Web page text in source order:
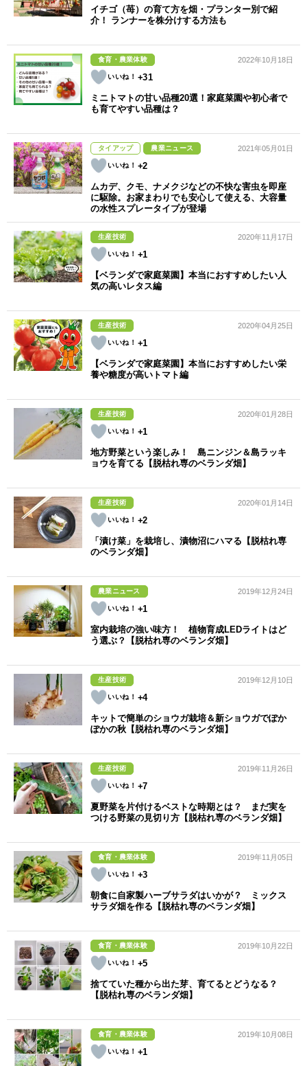
イチゴ（苺）の育て方を畑・プランター別で紹
介！ ランナーを株分けする方法も
食育・農業体験
+31
2022年10月18日
ミニトマトの甘い品種20選！家庭菜園や初心者で
も育てやすい品種は？
タイアップ 農業ニュース
+2
2021年05月01日
ムカデ、クモ、ナメクジなどの不快な害虫を即座
に駆除。お家まわりでも安心して使える、大容量
の水性スプレータイプが登場
生産技術
+1
2020年11月17日
【ベランダで家庭菜園】本当におすすめしたい人
気の高いレタス編
生産技術
+1
2020年04月25日
【ベランダで家庭菜園】本当におすすめしたい栄
養や糖度が高いトマト編
生産技術
+1
2020年01月28日
地方野菜という楽しみ！ 島ニンジン＆島ラッキ
ョウを育てる【脱枯れ専のベランダ畑】
生産技術
+2
2020年01月14日
「漬け菜」を栽培し、漬物沼にハマる【脱枯れ専
のベランダ畑】
農業ニュース
+1
2019年12月24日
室内栽培の強い味方！ 植物育成LEDライトはど
う選ぶ？【脱枯れ専のベランダ畑】
生産技術
+4
2019年12月10日
キットで簡単のショウガ栽培＆新ショウガでぽか
ぽかの秋【脱枯れ専のベランダ畑】
生産技術
+7
2019年11月26日
夏野菜を片付けるベストな時期とは？ まだ実を
つける野菜の見切り方【脱枯れ専のベランダ畑】
食育・農業体験
+3
2019年11月05日
朝食に自家製ハーブサラダはいかが？ ミックス
サラダ畑を作る【脱枯れ専のベランダ畑】
食育・農業体験
+5
2019年10月22日
捨てていた種から出た芽、育てるとどうなる？
【脱枯れ専のベランダ畑】
食育・農業体験
+1
2019年10月08日